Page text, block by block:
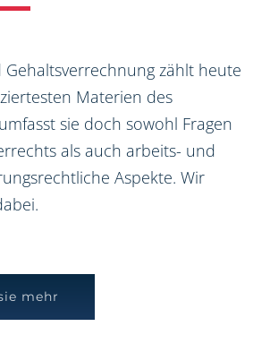
zählt heute
Materien des
sie doch sowohl Fragen
als auch arbeits- und
Aspekte. Wir
mehr